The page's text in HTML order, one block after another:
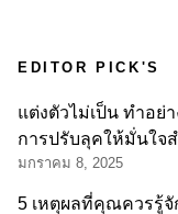
EDITOR PICK'S
แต่งตัวไม่เป็น ทำอย่
การปรับลุคให้มั่นใ
มกราคม 8, 2025
5 เหตุผลที่คุณควรรู้จั